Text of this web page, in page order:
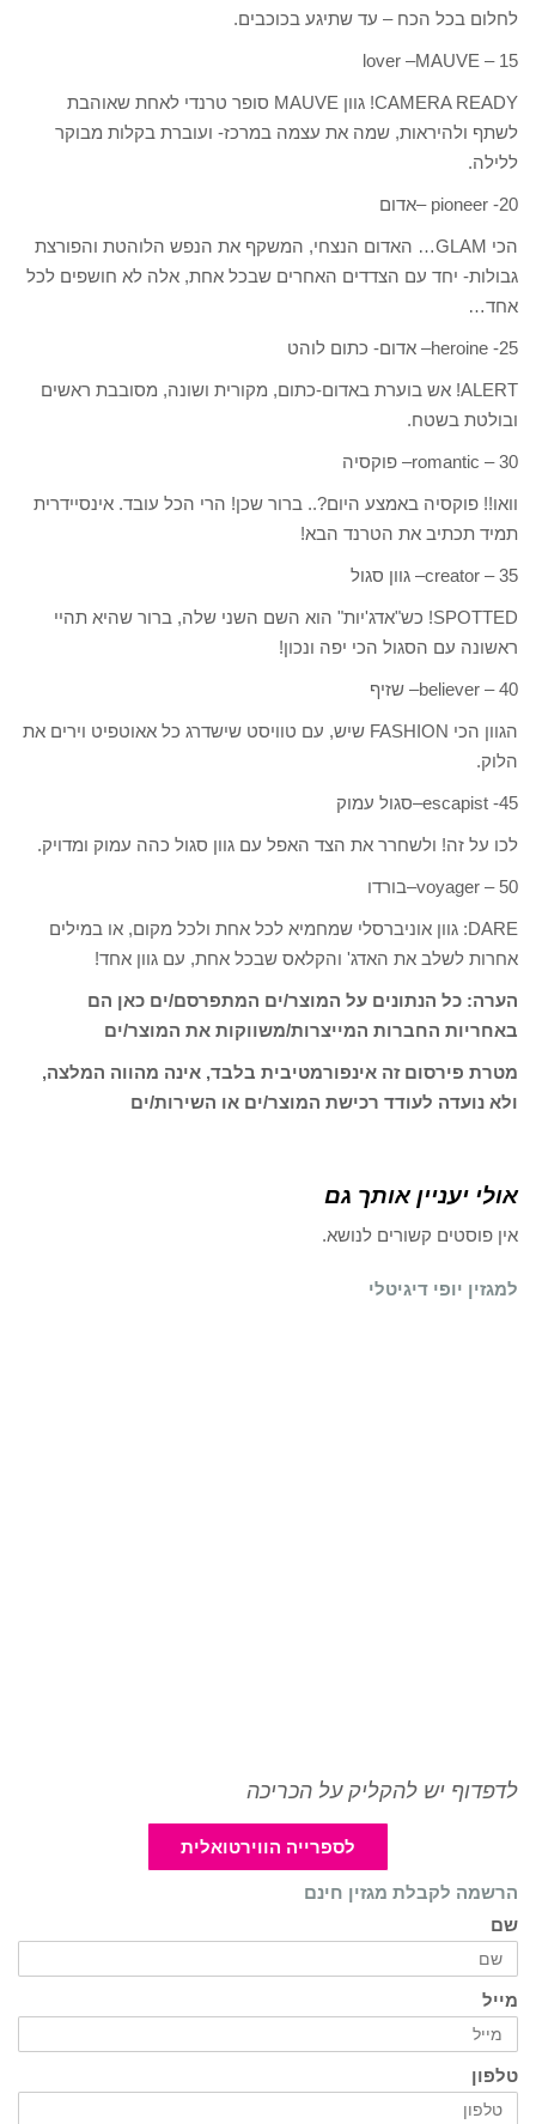
לחלום בכל הכח – עד שתיגע בכוכבים.
15 – lover –MAUVE
CAMERA READY! גוון MAUVE סופר טרנדי לאחת שאוהבת
לשתף ולהיראות, שמה את עצמה במרכז- ועוברת בקלות מבוקר
ללילה.
20- pioneer –אדום
הכי GLAM… האדום הנצחי, המשקף את הנפש הלוהטת והפורצת
גבולות- יחד עם הצדדים האחרים שבכל אחת, אלה לא חושפים לכל
אחד…
25- heroine– אדום- כתום לוהט
ALERT! אש בוערת באדום-כתום, מקורית ושונה, מסובבת ראשים
ובולטת בשטח.
30 – romantic– פוקסיה
וואו!! פוקסיה באמצע היום?.. ברור שכן! הרי הכל עובד. אינסיידרית
תמיד תכתיב את הטרנד הבא!
35 – creator– גוון סגול
SPOTTED! כש"אדג'יות" הוא השם השני שלה, ברור שהיא תהיי
ראשונה עם הסגול הכי יפה ונכון!
40 – believer– שזיף
הגוון הכי FASHION שיש, עם טוויסט שישדרג כל אאוטפיט וירים את
הלוק.
45- escapist–סגול עמוק
לכו על זה! ולשחרר את הצד האפל עם גוון סגול כהה עמוק ומדויק.
50 – voyager–בורדו
DARE: גוון אוניברסלי שמחמיא לכל אחת ולכל מקום, או במילים
אחרות לשלב את האדג' והקלאס שבכל אחת, עם גוון אחד!
הערה: כל הנתונים על המוצר/ים המתפרסם/ים כאן הם
באחריות החברות המייצרות/משווקות את המוצר/ים
מטרת פירסום זה אינפורמטיבית בלבד, אינה מהווה המלצה,
ולא נועדה לעודד רכישת המוצר/ים או השירות/ים
אולי יעניין אותך גם
אין פוסטים קשורים לנושא.
למגזין יופי דיגיטלי
לדפדוף יש להקליק על הכריכה
לספרייה הווירטואלית
הרשמה לקבלת מגזין חינם
שם
מייל
טלפון